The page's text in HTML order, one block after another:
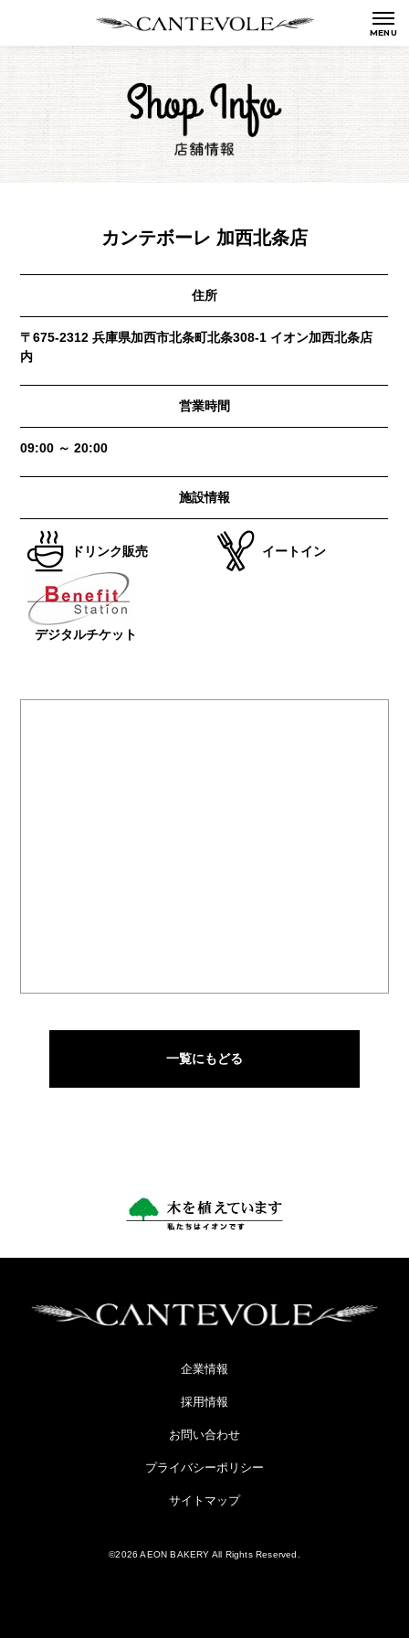
カンテボーレ 加西北条店
住所
〒675-2312 兵庫県加西市北条町北条308-1 イオン加西北条店
内
営業時間
09:00 ～ 20:00
施設情報
ドリンク販売 イートイン
デジタルチケット
一覧にもどる
企業情報
採用情報
お問い合わせ
プライバシーポリシー
サイトマップ
©2026 AEON BAKERY All Rights Reserved.